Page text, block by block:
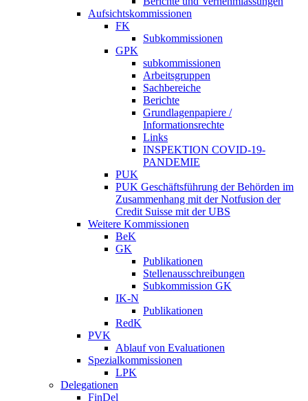
Aufsichtskommissionen
FK
Subkommissionen
GPK
subkommissionen
Arbeitsgruppen
Sachbereiche
Berichte
Grundlagenpapiere /
Informationsrechte
Links
INSPEKTION COVID-19-
PANDEMIE
PUK
PUK Geschäftsführung der Behörden im
Zusammenhang mit der Notfusion der
Credit Suisse mit der UBS
Weitere Kommissionen
BeK
GK
Publikationen
Stellenausschreibungen
Subkommission GK
IK-N
Publikationen
RedK
PVK
Ablauf von Evaluationen
Spezialkommissionen
LPK
Delegationen
FinDel